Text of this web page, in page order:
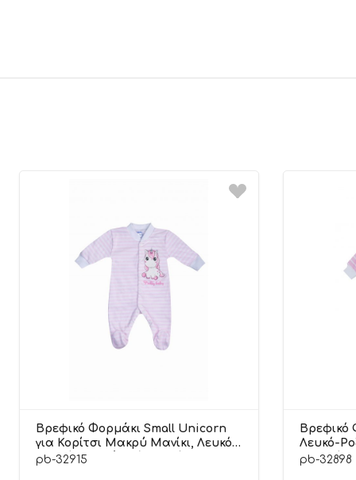
Βρεφικό Φορμάκι Small Unicorn
για Κορίτσι Μακρύ Μανίκι, Λευκό-
Ροζ Ρίγα Ψιλή Πλέξη Υφάσματος,
pb-32915
Βρεφικό
Λευκό-
Μακρύ
pb-32898